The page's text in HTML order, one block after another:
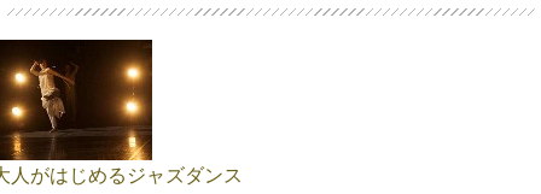
人がはじめるジャズダンス